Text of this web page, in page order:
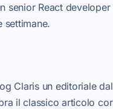
React
Claris un editoriale
il classico articolo